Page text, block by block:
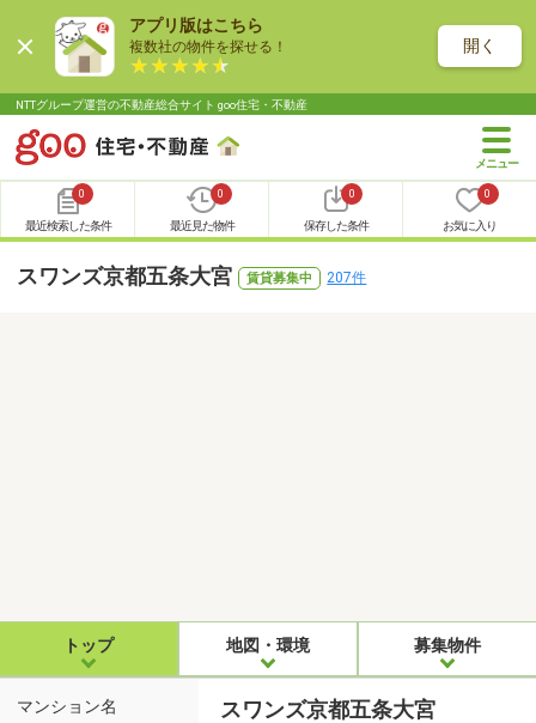
アプリ版はこちら
複数社の物件を探せる！ 開く
NTTグループ運営の不動産総合サイト goo住宅・不動産
0
最近検索した条件
0
最近見た物件
0
保存した条件
0
お気に入り
スワンズ京都五条大宮 賃貸募集中 207件
トップ 地図・環境 募集物件
マンション名 スワンズ京都五条大宮